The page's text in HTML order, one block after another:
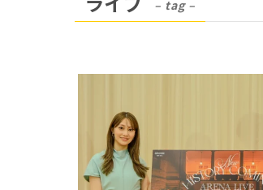
– tag –